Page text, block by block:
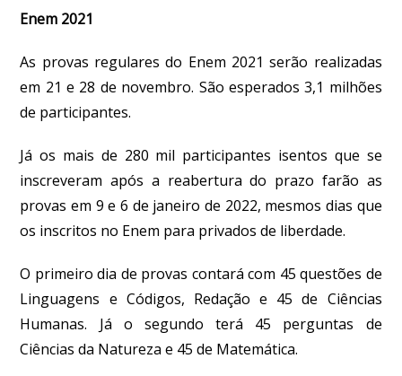
Enem 2021
As provas regulares do Enem 2021 serão realizadas
em 21 e 28 de novembro. São esperados 3,1 milhões
de participantes.
Já os mais de 280 mil participantes isentos que se
inscreveram após a reabertura do prazo farão as
provas em 9 e 6 de janeiro de 2022, mesmos dias que
os inscritos no Enem para privados de liberdade.
O primeiro dia de provas contará com 45 questões de
Linguagens e Códigos, Redação e 45 de Ciências
Humanas. Já o segundo terá 45 perguntas de
Ciências da Natureza e 45 de Matemática.